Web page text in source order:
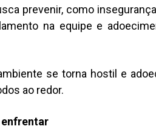
prevenir, como
na equipe e
se torna hostil e
ao redor.
enfrentar